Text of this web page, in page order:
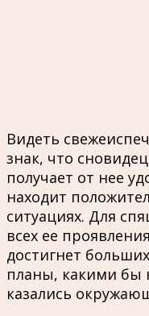
Видеть
знак, что
получает от нее
находит
ситуациях. Для
всех ее
достигнет
планы, какими бы
казались